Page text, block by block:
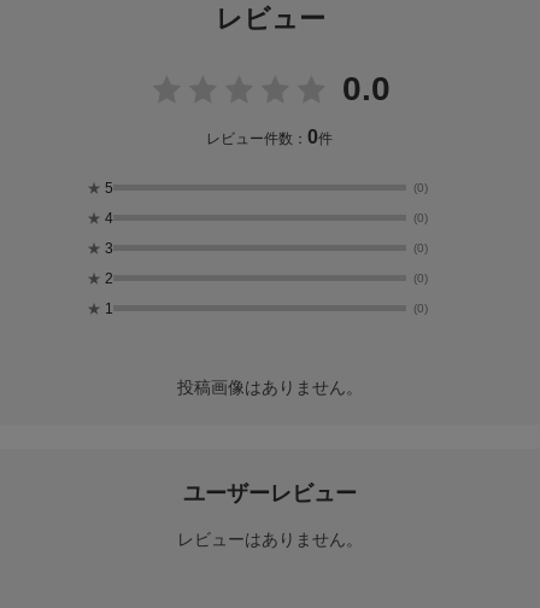
レビュー
0.0
レビュー件数：0件
★ 5 (0)
★ 4 (0)
★ 3 (0)
★ 2 (0)
★ 1 (0)
投稿画像はありません。
ユーザーレビュー
レビューはありません。